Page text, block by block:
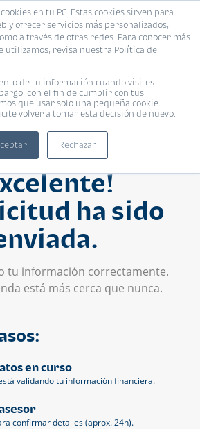
en tu PC. Estas cookies sirven para
y ofrecer servicios más personalizados,
a través de otras redes. Para conocer más
utilizamos, revisa nuestra Política de
de tu información cuando visites
con el fin de cumplir con tus
que usar solo una pequeña cookie
volver a tomar esta decisión de nuevo.
Rechazar
ha sido
tu información correctamente.
está más cerca que nunca.
en curso
validando tu información financiera.
confirmar detalles (aprox. 24h).